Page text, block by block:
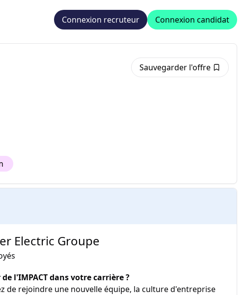
Connexion recruteur Connexion candidat
Sauvegarder l'offre
Electric Groupe
l'IMPACT dans votre carrière ?
de rejoindre une nouvelle équipe, la culture d'entreprise